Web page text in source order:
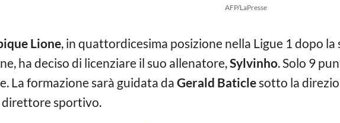
AFP/LaPresse
Lione, in quattordicesima posizione nella Ligue 1 dopo
ha deciso di licenziare il suo allenatore,Sylvinho. Solo 9
La formazione sarà guidata da Gerald Baticlesotto la
direttore sportivo.